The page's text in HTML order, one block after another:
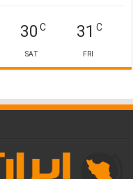
31 C
FRI
30C
SAT